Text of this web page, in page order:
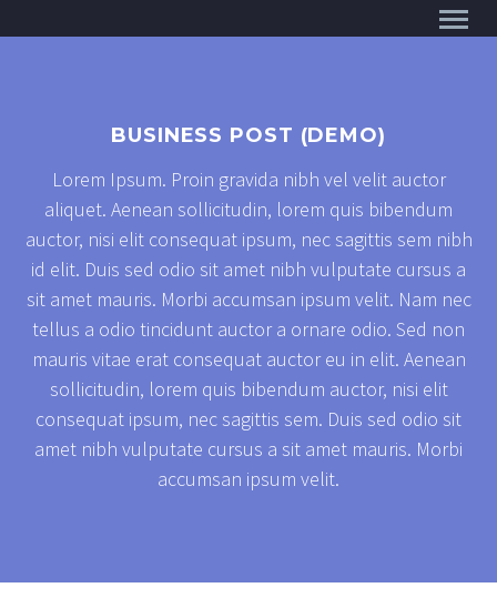
BUSINESS POST (DEMO)
Lorem Ipsum. Proin gravida nibh vel velit auctor
aliquet. Aenean sollicitudin, lorem quis bibendum
auctor, nisi elit consequat ipsum, nec sagittis sem nibh
id elit. Duis sed odio sit amet nibh vulputate cursus a
sit amet mauris. Morbi accumsan ipsum velit. Nam nec
tellus a odio tincidunt auctor a ornare odio. Sed non
mauris vitae erat consequat auctor eu in elit. Aenean
sollicitudin, lorem quis bibendum auctor, nisi elit
consequat ipsum, nec sagittis sem. Duis sed odio sit
amet nibh vulputate cursus a sit amet mauris. Morbi
accumsan ipsum velit.